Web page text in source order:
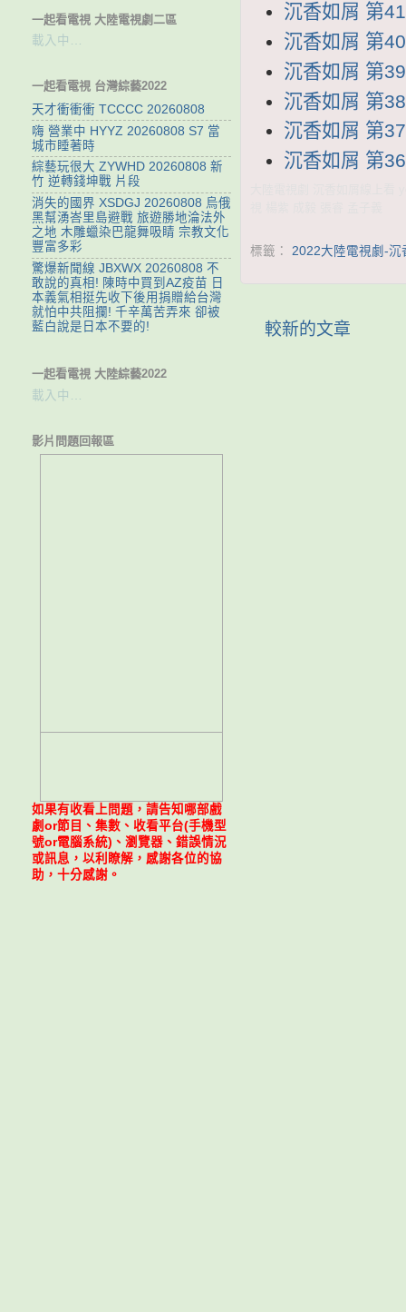
沉香如屑 第
沉香如屑 第
沉香如屑 第
沉香如屑 第
沉香如屑 第
沉香如屑 第
標籤： 2022大陸電視劇-沉
較新的文章
一起看電視 大陸電視劇二區
載入中…
一起看電視 台灣綜藝2022
天才衝衝衝 TCCCC 20260808
嗨 營業中 HYYZ 20260808 S7 當
城市睡著時
綜藝玩很大 ZYWHD 20260808 新
竹 逆轉錢坤戰 片段
消失的國界 XSDGJ 20260808 烏俄
黑幫湧峇里島避戰 旅遊勝地淪法外
之地 木雕蠟染巴龍舞吸睛 宗教文化
豐富多彩
驚爆新聞線 JBXWX 20260808 不
敢說的真相! 陳時中買到AZ疫苗 日
本義氣相挺先收下後用捐贈給台灣
就怕中共阻攔! 千辛萬苦弄來 卻被
藍白說是日本不要的!
一起看電視 大陸綜藝2022
載入中…
影片問題回報區
如果有收看上問題，請告知哪部戲
劇or節目、集數、收看平台(手機型
號or電腦系統)、瀏覽器、錯誤情況
或訊息，以利瞭解，感謝各位的協
助，十分感謝。